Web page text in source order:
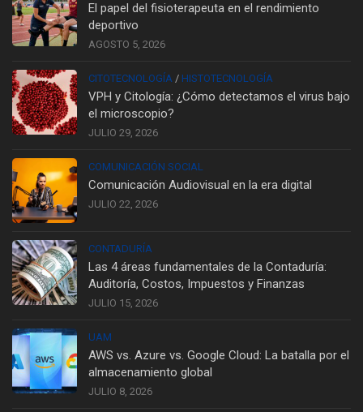
El papel del fisioterapeuta en el rendimiento
deportivo
AGOSTO 5, 2026
CITOTECNOLOGÍA / HISTOTECNOLOGÍA
VPH y Citología: ¿Cómo detectamos el virus bajo
el microscopio?
JULIO 29, 2026
COMUNICACIÓN SOCIAL
Comunicación Audiovisual en la era digital
JULIO 22, 2026
CONTADURÍA
Las 4 áreas fundamentales de la Contaduría:
Auditoría, Costos, Impuestos y Finanzas
JULIO 15, 2026
UAM
AWS vs. Azure vs. Google Cloud: La batalla por el
almacenamiento global
JULIO 8, 2026